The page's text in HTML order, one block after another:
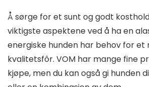
Å sørge for et sunt og godt
viktigste aspektene ved å ha en
energiske hunden har behov for
kvalitetsfôr. VOM har mange fine
kjøpe, men du kan også gi hunden